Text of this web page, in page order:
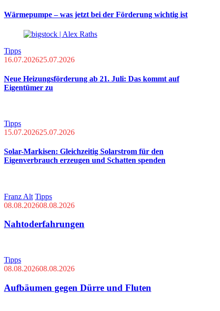
Wärmepumpe – was jetzt bei der Förderung wichtig ist
Tipps
16.07.202625.07.2026
Neue Heizungsförderung ab 21. Juli: Das kommt auf
Eigentümer zu
Tipps
15.07.202625.07.2026
Solar-Markisen: Gleichzeitig Solarstrom für den
Eigenverbrauch erzeugen und Schatten spenden
Franz Alt Tipps
08.08.202608.08.2026
Nahtoderfahrungen
Tipps
08.08.202608.08.2026
Aufbäumen gegen Dürre und Fluten